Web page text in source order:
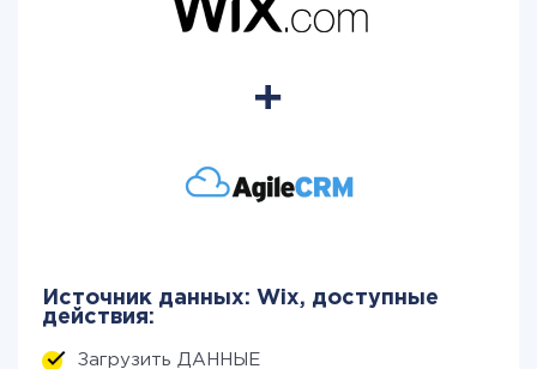
Источник данных: Wix, доступные
действия:
Загрузить ДАННЫЕ